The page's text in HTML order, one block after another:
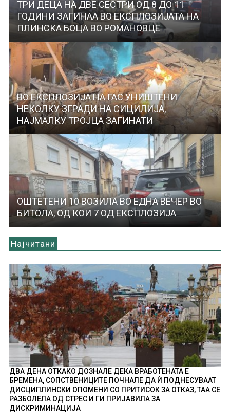
ТРИ ДЕЦА НА ДВЕ СЕСТРИ ОД 8 ДО 11
ГОДИНИ ЗАГИНАА ВО ЕКСПЛОЗИЈАТА НА
ПЛИНСКА БОЦА ВО РОМАНОВЦЕ
ВО ЕКСПЛОЗИЈА НА ГАС УНИШТЕНИ
НЕКОЛКУ ЗГРАДИ НА СИЦИЛИЈА,
НАЈМАЛКУ ТРОЈЦА ЗАГИНАТИ
ОШТЕТЕНИ 10 ВОЗИЛА ВО ЕДНА ВЕЧЕР ВО
БИТОЛА, ОД КОИ 7 ОД ЕКСПЛОЗИЈА
Најчитани
ДВА ДЕНА ОТКАКО ДОЗНАЛЕ ДЕКА ВРАБОТЕНАТА Е
БРЕМЕНА, СОПСТВЕНИЦИТЕ ПОЧНАЛЕ ДА Ѝ ПОДНЕСУВААТ
ДИСЦИПЛИНСКИ ОПОМЕНИ СО ПРИТИСОК ЗА ОТКАЗ, ТАА СЕ
РАЗБОЛЕЛА ОД СТРЕС И ГИ ПРИЈАВИЛА ЗА
ДИСКРИМИНАЦИЈА